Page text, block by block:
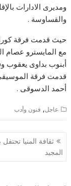
ومديرى الادارات
والقساوسة .
حيث قدمت فرقة
مع المايسترو عصام
أبنوب بداوى يعقوب
قدمت فرقة الموسيقى
أحمد الدسوقى .
عاجل, فنون وأدب
تصفّح
المقالات
ثقافة المنيا تحتفل
المجيد